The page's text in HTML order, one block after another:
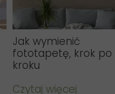
Jak wymienić
fototapetę, krok po
kroku
Czytaj więcej